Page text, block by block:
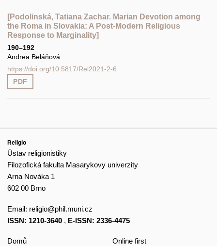
[Podolinská, Tatiana Zachar. Marian Devotion among
the Roma in Slovakia: A Post-Modern Religious
Response to Marginality]
190–192
Andrea Beláňová
https://doi.org/10.5817/Rel2021-2-6
PDF
Religio
Ústav religionistiky
Filozofická fakulta Masarykovy univerzity
Arna Nováka 1
602 00 Brno
Email: religio@phil.muni.cz
ISSN: 1210-3640 , E-ISSN: 2336-4475
Domů
Online first